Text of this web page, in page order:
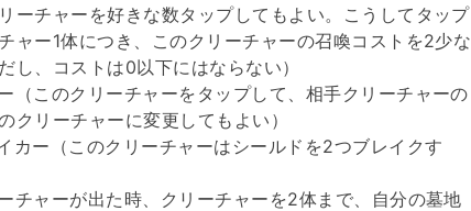
ーチャーを好きな数タップしてもよい。こうしてタップ
ャー1体につき、このクリーチャーの召喚コストを2少な
し、コストは0以下にはならない）
（このクリーチャーをタップして、相手クリーチャーの
クリーチャーに変更してもよい）
カー（このクリーチャーはシールドを2つブレイクす
チャーが出た時、クリーチャーを2体まで、自分の墓地